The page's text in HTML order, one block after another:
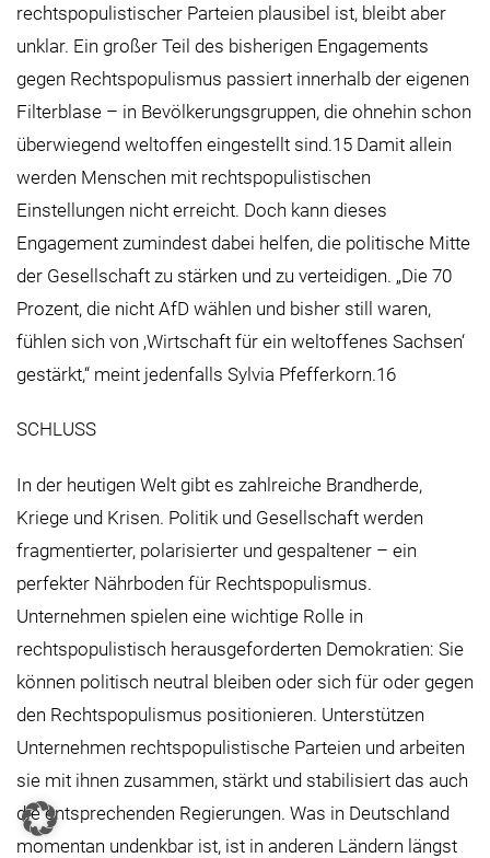
rechtspopulistischer Parteien plausibel ist, bleibt aber
unklar. Ein großer Teil des bisherigen Engagements
gegen Rechtspopulismus passiert innerhalb der eigenen
Filterblase – in Bevölkerungsgruppen, die ohnehin schon
überwiegend weltoffen eingestellt sind.15 Damit allein
werden Menschen mit rechtspopulistischen
Einstellungen nicht erreicht. Doch kann dieses
Engagement zumindest dabei helfen, die politische Mitte
der Gesellschaft zu stärken und zu verteidigen. „Die 70
Prozent, die nicht AfD wählen und bisher still waren,
fühlen sich von ‚Wirtschaft für ein weltoffenes Sachsen‘
gestärkt,“ meint jedenfalls Sylvia Pfefferkorn.16
SCHLUSS
In der heutigen Welt gibt es zahlreiche Brandherde,
Kriege und Krisen. Politik und Gesellschaft werden
fragmentierter, polarisierter und gespaltener – ein
perfekter Nährboden für Rechtspopulismus.
Unternehmen spielen eine wichtige Rolle in
rechtspopulistisch herausgeforderten Demokratien: Sie
können politisch neutral bleiben oder sich für oder gegen
den Rechtspopulismus positionieren. Unterstützen
Unternehmen rechtspopulistische Parteien und arbeiten
sie mit ihnen zusammen, stärkt und stabilisiert das auch
die entsprechenden Regierungen. Was in Deutschland
momentan undenkbar ist, ist in anderen Ländern längst